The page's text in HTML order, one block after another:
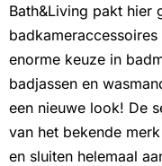
Bath&Living pakt hier
enorme keuze in
badjassen en
een nieuwe look! De
van het bekende
en sluiten helemaal